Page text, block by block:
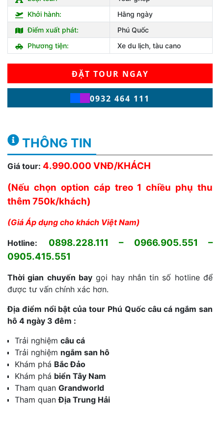
Khởi hành:
Hằng ngày
Điểm xuất phát:
Phú Quốc
Phương tiện:
Xe du lịch, tàu cano
ĐẶT TOUR NGAY
0932 464 111
THÔNG TIN
Giá tour: 4.990.000 VNĐ/KHÁCH
(Nếu chọn option cáp treo 1 chiều phụ thu
thêm 750k/khách)
(Giá Áp dụng cho khách Việt Nam)
Hotline:
0898.228.111 – 0966.905.551 –
0905.415.551
Thời gian chuyến baygọi hay nhắn tin số hotline để
được tư vấn chính xác hơn.
Địa điểm nổi bật của tour Phú Quốc câu cá ngắm san
hô 4 ngày 3 đêm :
Trải nghiệm câu cá
Trải nghiệm ngắm san hô
Khám phá Bắc Đảo
Khám phá biển Tây Nam
Tham quan Grandworld
Tham quanĐịa Trung Hải